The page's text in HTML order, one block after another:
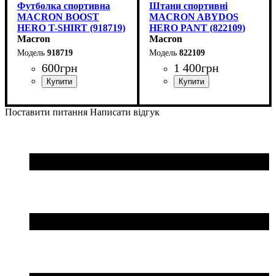
Футболка спортивна
MACRON BOOST
HERO T-SHIRT (918719)
Macron
918719
600грн
Чоловічий
Штани спортивні
MACRON ABYDOS
HERO PANT (822109)
Macron
822109
1 400грн
Поставити питання Написати відгук